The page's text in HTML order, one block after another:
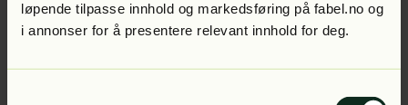
løpende tilpasse innhold og markedsføring på fabel.no og
i annonser for å presentere relevant innhold for deg.